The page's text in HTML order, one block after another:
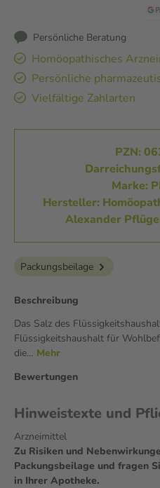
Persönliche Beratung
Homöopathisches
Persönliche
Vielfältige Zahlarten
PZN:
Marke:
Hersteller:
Alexander
Packungsbeilage
Beschreibung
Das Salz des
Flüssigkeitshaushalt für
die… Mehr
Bewertungen
Hinweistexte und
Arzneimittel
Zu Risiken und
Packungsbeilage und fragen
in Ihrer Apotheke.